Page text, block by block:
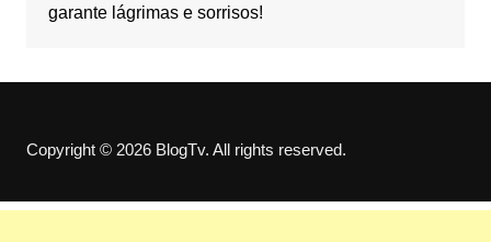
garante lágrimas e sorrisos!
Copyright © 2026 BlogTv. All rights reserved.